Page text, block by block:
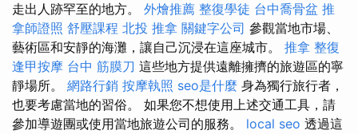
走出人跡罕至的地方。 外燴推薦 整復學徒 台中喬骨盆 推
拿師證照 舒壓課程 北投 推拿 關鍵字公司 參觀當地市場、
藝術區和安靜的海灘，讓自己沉浸在這座城市。 推拿 整復
逢甲按摩 台中 筋膜刀 這些地方提供遠離擁擠的旅遊區的寧
靜場所。 網路行銷 按摩執照 seo是什麼 身為獨行旅行者，
也要考慮當地的習俗。 如果您不想使用上述交通工具，請
參加導遊團或使用當地旅遊公司的服務。 local seo 透過這